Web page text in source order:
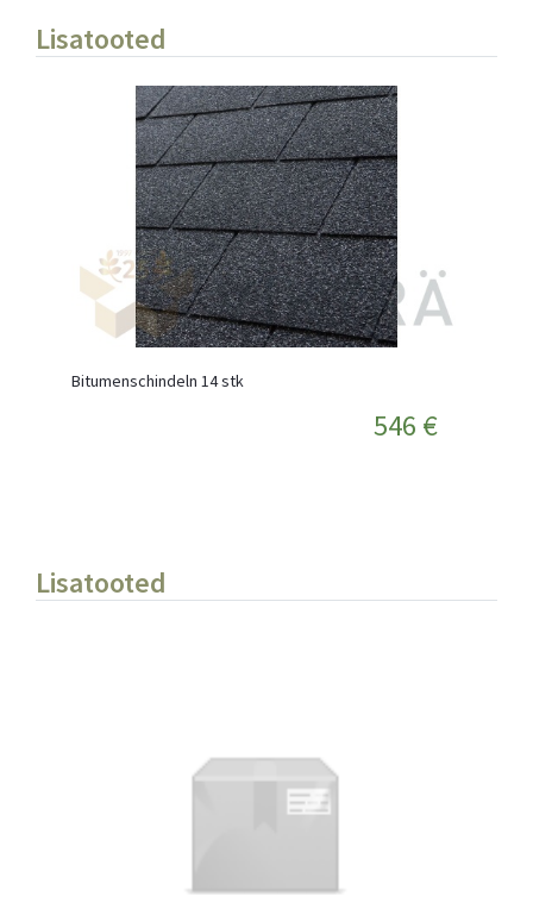
Lisatooted
Bitumenschindeln 14 stk
546 €
Lisatooted